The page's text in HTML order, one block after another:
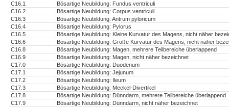
C16.1
Bösartige Neubildung: Fundus ventriculi
C16.2
Bösartige Neubildung: Corpus ventriculi
C16.3
Bösartige Neubildung: Antrum pyloricum
C16.4
Bösartige Neubildung: Pylorus
C16.5
Bösartige Neubildung: Kleine Kurvatur des Magens, nicht näher
C16.6
Bösartige Neubildung: Große Kurvatur des Magens, nicht näher
C16.8
Bösartige Neubildung: Magen, mehrere Teilbereiche überlappend
C16.9
Bösartige Neubildung: Magen, nicht näher bezeichnet
C17.0
Bösartige Neubildung: Duodenum
C17.1
Bösartige Neubildung: Jejunum
C17.2
Bösartige Neubildung: Ileum
C17.3
Bösartige Neubildung: Meckel-Divertikel
C17.8
Bösartige Neubildung: Dünndarm, mehrere Teilbereiche überlappend
C17.9
Bösartige Neubildung: Dünndarm, nicht näher bezeichnet